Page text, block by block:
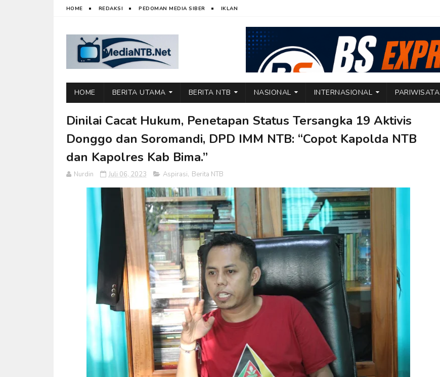
HOME REDAKSI PEDOMAN MEDIA SIBER IKLAN
HOME BERITA UTAMA BERITA NTB NASIONAL INTERNASIONAL PARIWISATA
Dinilai Cacat Hukum, Penetapan Status Tersangka 19 Aktivis
Donggo dan Soromandi, DPD IMM NTB: “Copot Kapolda NTB
dan Kapolres Kab Bima.”
Nurdin Juli 06, 2023 Aspirasi, Berita NTB